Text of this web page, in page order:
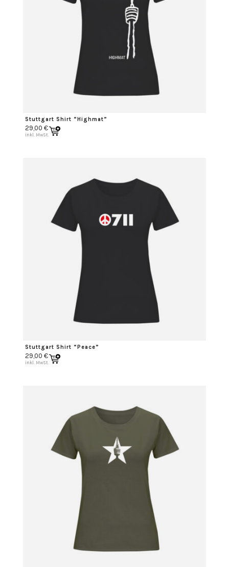
Stuttgart Shirt “Highmat”
29,00 €
inkl. MwSt.
Stuttgart Shirt “Peace”
29,00 €
inkl. MwSt.